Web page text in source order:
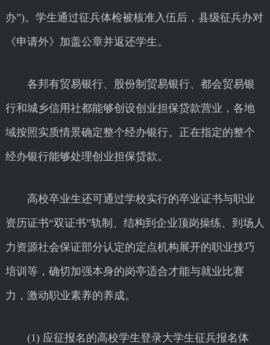
办”)。学生通过征兵体检被核准入伍后，县级征兵办对
《申请外》加盖公章并返还学生。
各邦有贸易银行、股份制贸易银行、都会贸易银
行和城乡信用社都能够创设创业担保贷款营业，各地
域按照实质情景确定整个经办银行。正在指定的整个
经办银行能够处理创业担保贷款。
高校卒业生还可通过学校实行的卒业证书与职业
资历证书“双证书”轨制、结构到企业顶岗操练、到场人
力资源社会保证部分认定的定点机构展开的职业技巧
培训等，确切加强本身的岗亭适合才能与就业比赛
力，激动职业素养的养成。
(1) 应征报名的高校学生登录大学生征兵报名体